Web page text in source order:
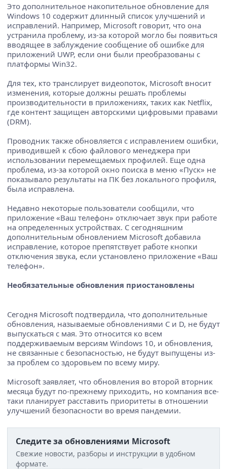
Это дополнительное накопительное обновление для
Windows 10 содержит длинный список улучшений и
исправлений. Например, Microsoft говорит, что она
устранила проблему, из-за которой могло бы появиться
вводящее в заблуждение сообщение об ошибке для
приложений UWP, если они были преобразованы с
платформы Win32.
Для тех, кто транслирует видеопоток, Microsoft вносит
изменения, которые должны решать проблемы
производительности в приложениях, таких как Netflix,
где контент защищен авторскими цифровыми правами
(DRM).
Проводник также обновляется с исправлением ошибки,
приводившей к сбою файлового менеджера при
использовании перемещаемых профилей. Еще одна
проблема, из-за которой окно поиска в меню «Пуск» не
показывало результаты на ПК без локального профиля,
была исправлена.
Недавно некоторые пользователи сообщили, что
приложение «Ваш телефон» отключает звук при работе
на определенных устройствах. С сегодняшним
дополнительным обновлением Microsoft добавила
исправление, которое препятствует работе кнопки
отключения звука, если установлено приложение «Ваш
телефон».
Необязательные обновления приостановлены
Сегодня Microsoft подтвердила, что дополнительные
обновления, называемые обновлениями C и D, не будут
выпускаться с мая. Это относится ко всем
поддерживаемым версиям Windows 10, и обновления,
не связанные с безопасностью, не будут выпущены из-
за проблем со здоровьем по всему миру.
Microsoft заявляет, что обновления во второй вторник
месяца будут по-прежнему приходить, но компания все-
таки планирует расставить приоритеты в отношении
улучшений безопасности во время пандемии.
Следите за обновлениями Microsoft
Свежие новости, разборы и инструкции в удобном
формате.